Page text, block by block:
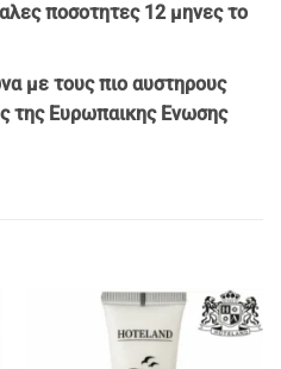
ποσοτητες 12 μηνες το
με τους πιο αυστηρους
της Ευρωπαικης Ενωσης